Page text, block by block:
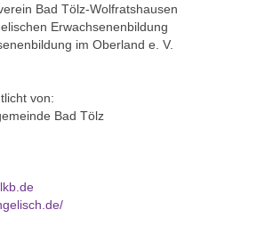
Bad Heilbrunn
Tölz
Oberland
Kirche in Bayern
Bad Tölz-Wolfratshausen
Erwachsenenbildung
im Oberland e. V.
von:
Bad Tölz